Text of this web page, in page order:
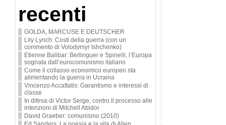
recenti
GOLDA, MARCUSE E DEUTSCHER
Lily Lynch: Costi della guerra (con un
commento di Volodymyr Ishchenko)
Etienne Balibar: Berlinguer e Spinelli, l’Europa
sognata dall’eurocomunismo italiano
Come il collasso economico europeo sta
alimentando la guerra in Ucraina
Vincenzo Accattatis: Garantismo e interessi di
classe
In difesa di Victor Serge, contro il processo alle
intenzioni di Mitchell Abidor
David Graeber: comunismo (2010)